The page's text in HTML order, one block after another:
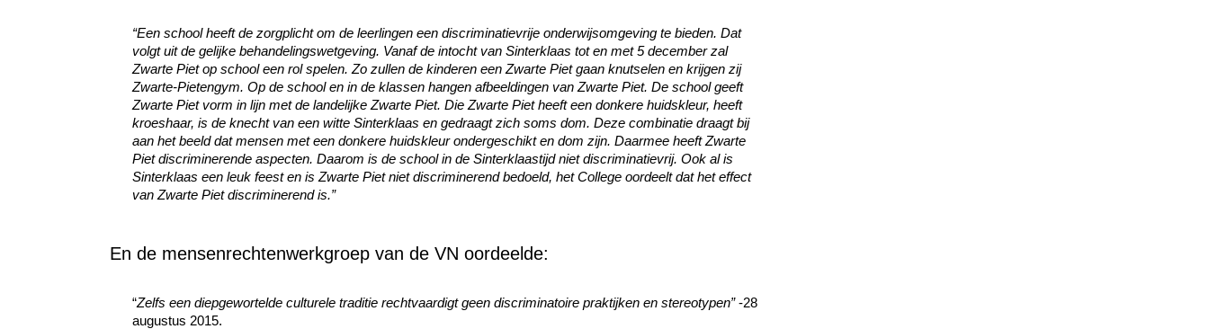
“Een school heeft de zorgplicht om de leerlingen een discriminatievrije onderwijsomgeving te bieden. Dat
volgt uit de gelijke behandelingswetgeving. Vanaf de intocht van Sinterklaas tot en met 5 december zal
Zwarte Piet op school een rol spelen. Zo zullen de kinderen een Zwarte Piet gaan knutselen en krijgen zij
Zwarte-Pietengym. Op de school en in de klassen hangen afbeeldingen van Zwarte Piet. De school geeft
Zwarte Piet vorm in lijn met de landelijke Zwarte Piet. Die Zwarte Piet heeft een donkere huidskleur, heeft
kroeshaar, is de knecht van een witte Sinterklaas en gedraagt zich soms dom. Deze combinatie draagt bij
aan het beeld dat mensen met een donkere huidskleur ondergeschikt en dom zijn. Daarmee heeft Zwarte
Piet discriminerende aspecten. Daarom is de school in de Sinterklaastijd niet discriminatievrij. Ook al is
Sinterklaas een leuk feest en is Zwarte Piet niet discriminerend bedoeld, het College oordeelt dat het effect
van Zwarte Piet discriminerend is.”
En de mensenrechtenwerkgroep van de VN oordeelde:
“Zelfs een diepgewortelde culturele traditie rechtvaardigt geen discriminatoire praktijken en stereotypen”-28
augustus 2015.